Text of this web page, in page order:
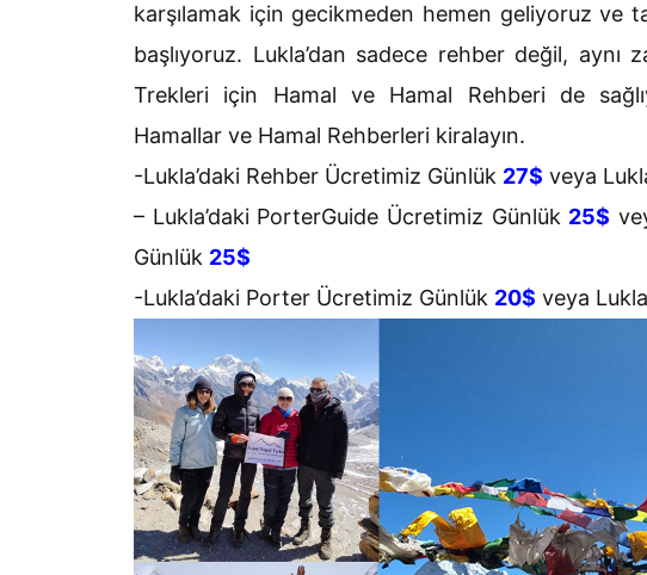
karşılamak için gecikmeden hemen geliyoruz ve
başlıyoruz. Lukla’dan sadece rehber değil, aynı
Trekleri için Hamal ve Hamal Rehberi de
Hamallar ve Hamal Rehberleri kiralayın.
-Lukla’daki Rehber Ücretimiz Günlük 27$ veya
– Lukla’daki PorterGuide Ücretimiz Günlük 25$
Günlük 25$
-Lukla’daki Porter Ücretimiz Günlük 20$ veya